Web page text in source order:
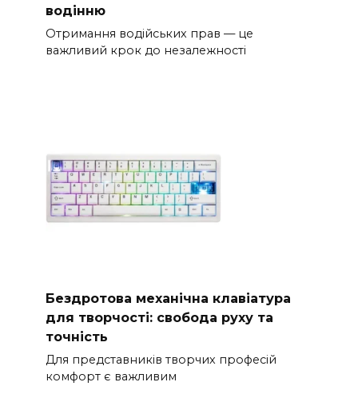
водінню
Отримання водійських прав — це
важливий крок до незалежності
Бездротова механічна клавіатура
для творчості: свобода руху та
точність
Для представників творчих професій
комфорт є важливим